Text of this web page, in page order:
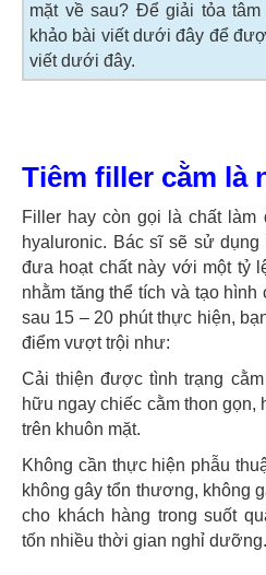
mặt về sau? Để giải tỏa
khảo bài viết dưới đây để
viết dưới đây.
Tiêm filler cằm là
Filler hay còn gọi là chất
hyaluronic. Bác sĩ sẽ sử
đưa hoạt chất này với một tỷ
nhằm tăng thể tích và tạo
sau 15 – 20 phút thực hiện,
điểm vượt trội như:
Cải thiện được tình trạng
hữu ngay chiếc cằm thon
trên khuôn mặt.
Không cần thực hiện phẫu
không gây tổn thương, không
cho khách hàng trong suốt
tốn nhiều thời gian nghỉ dưỡng.